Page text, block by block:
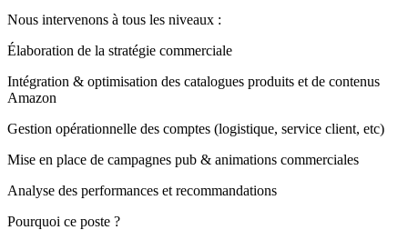
Nous intervenons à tous les niveaux :
Élaboration de la stratégie commerciale
Intégration & optimisation des catalogues produits et de contenus
Amazon
Gestion opérationnelle des comptes (logistique, service client, etc)
Mise en place de campagnes pub & animations commerciales
Analyse des performances et recommandations
Pourquoi ce poste ?